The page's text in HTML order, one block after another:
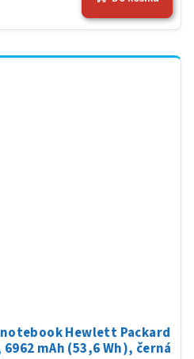
Hewlett Packard
mAh (53,6 Wh), černá